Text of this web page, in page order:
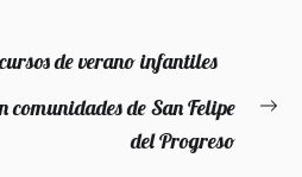
de verano infantiles
de San Felipe
del Progreso